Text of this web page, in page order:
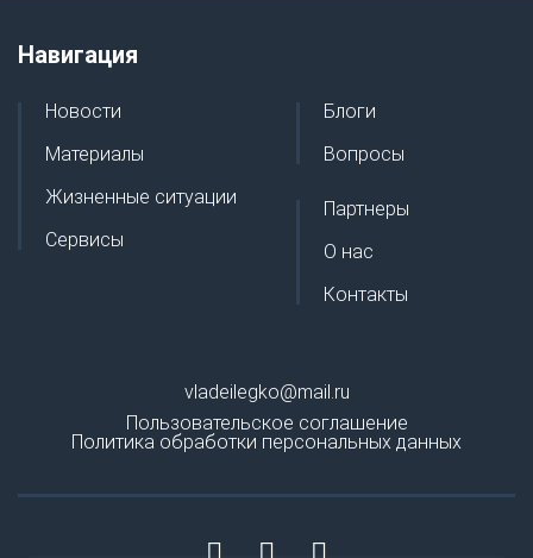
Навигация
Новости
Материалы
Жизненные ситуации
Сервисы
Блоги
Вопросы
Партнеры
О нас
Контакты
vladeilegko@mail.ru
Пользовательское соглашение
Политика обработки персональных данных